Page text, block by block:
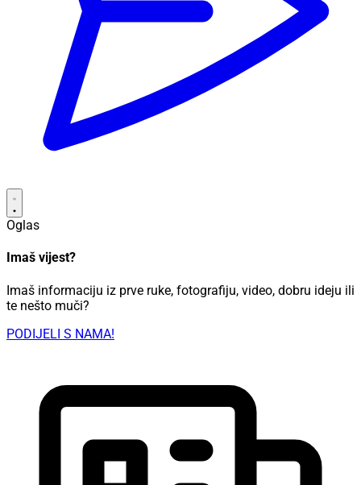
Oglas
Imaš vijest?
Imaš informaciju iz prve ruke, fotografiju, video, dobru ideju ili
te nešto muči?
PODIJELI S NAMA!